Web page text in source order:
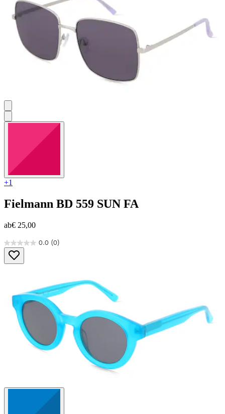
Bewertung
+1
Fielmann BD 559 SUN FA
ab€ 25,00
0.0 (0)
0.0
von
5